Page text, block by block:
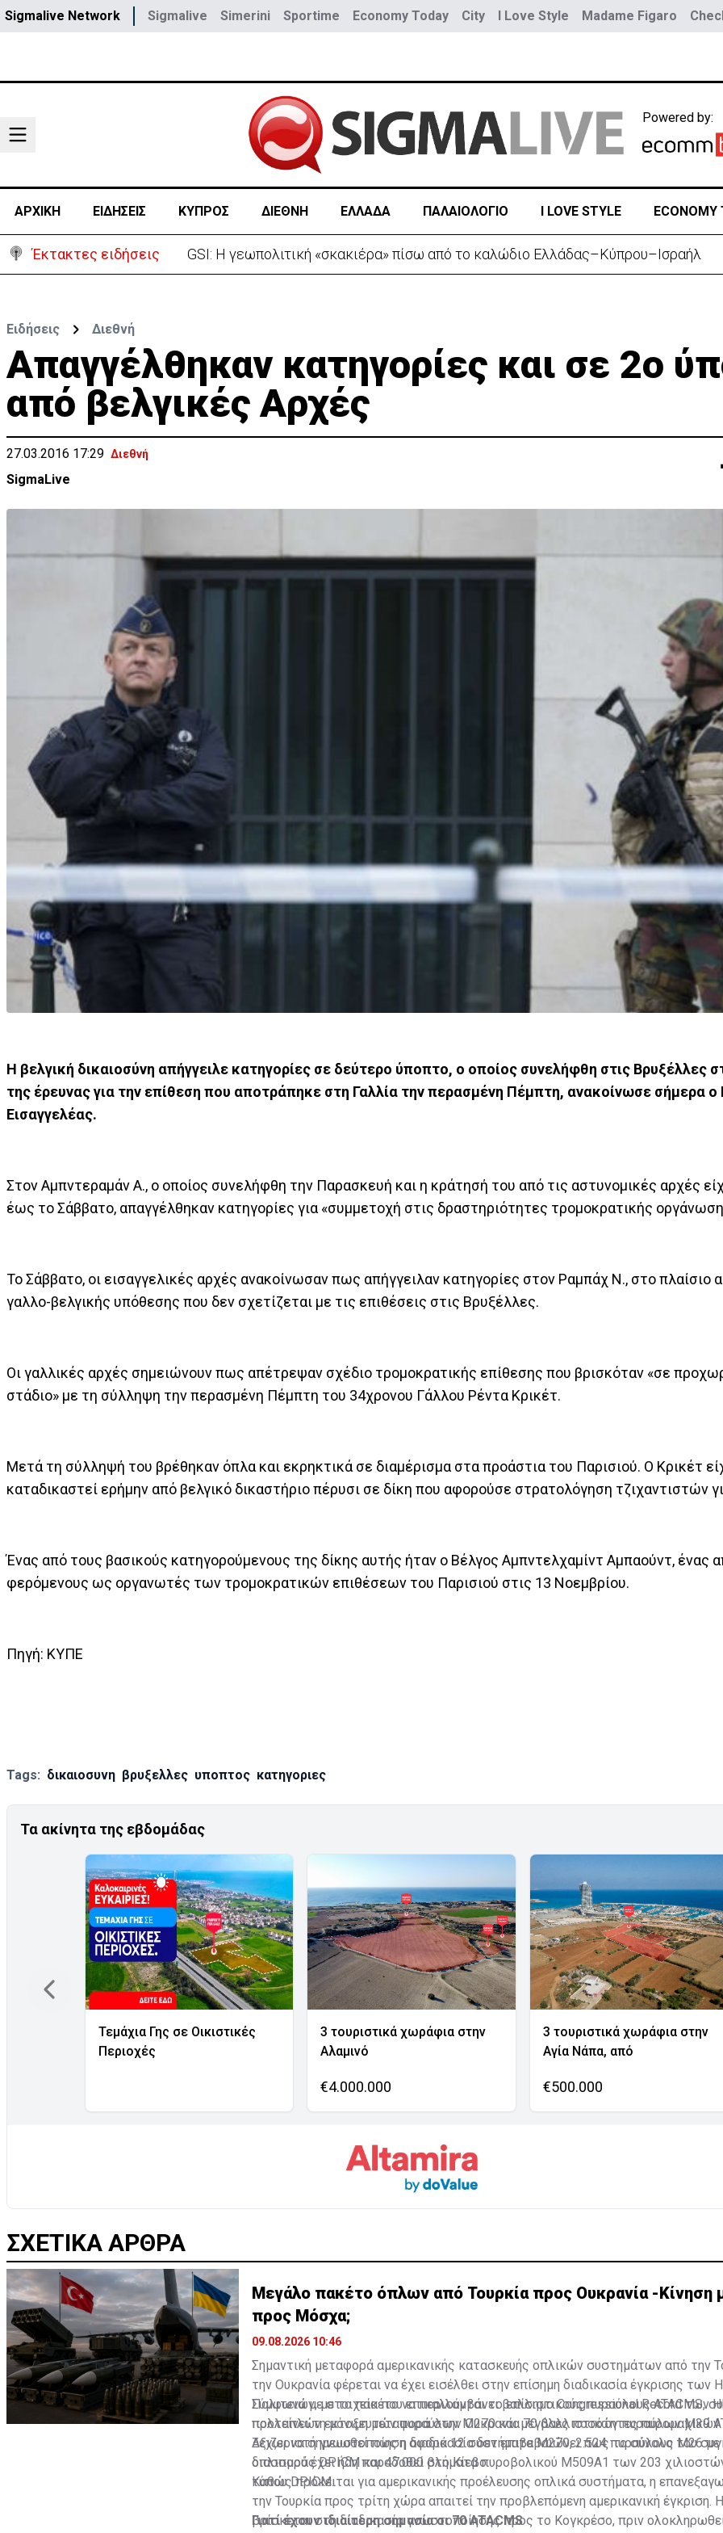
Sigmalive Network Sigmalive Simerini Sportime Economy Today City I Love Style Madame Figaro
Powered by:
ΑΡΧΙΚΗ ΕΙΔΗΣΕΙΣ ΚΥΠΡΟΣ ΔΙΕΘΝΗ ΕΛΛΑΔΑ ΠΑΛΑΙΟΛΟΓΙΟ I LOVE STYLE ECONOMY
Έκτακτες ειδήσεις Συντριβή ελικοπτέρου σε βουνοπλαγιά στο Ρίο ντε Τζανέιρο - 4 νεκροί (BINTEO)
Ειδήσεις Διεθνή
Απαγγέλθηκαν κατηγορίες και σε 2o
από βελγικές Αρχές
27.03.2016 17:29 Διεθνή
SigmaLive
Η βελγική δικαιοσύνη απήγγειλε κατηγορίες σε δεύτερο ύποπτο, ο οποίος συνελήφθη στις Βρυξέλλες
της έρευνας για την επίθεση που αποτράπηκε στη Γαλλία την περασμένη Πέμπτη, ανακοίνωσε σήμερα ο
Εισαγγελέας.
Στον Αμπντεραμάν Α., ο οποίος συνελήφθη την Παρασκευή και η κράτησή του από τις αστυνομικές αρχές
έως το Σάββατο, απαγγέλθηκαν κατηγορίες για «συμμετοχή στις δραστηριότητες τρομοκρατικής
Το Σάββατο, οι εισαγγελικές αρχές ανακοίνωσαν πως απήγγειλαν κατηγορίες στον Ραμπάχ Ν., στο πλαίσιο
γαλλο-βελγικής υπόθεσης που δεν σχετίζεται με τις επιθέσεις στις Βρυξέλλες.
Οι γαλλικές αρχές σημειώνουν πως απέτρεψαν σχέδιο τρομοκρατικής επίθεσης που βρισκόταν «σε
στάδιο» με τη σύλληψη την περασμένη Πέμπτη του 34χρονου Γάλλου Ρέντα Κρικέτ.
Μετά τη σύλληψή του βρέθηκαν όπλα και εκρηκτικά σε διαμέρισμα στα προάστια του Παρισιού. Ο Κρικέτ
καταδικαστεί ερήμην από βελγικό δικαστήριο πέρυσι σε δίκη που αφορούσε στρατολόγηση τζιχαντιστών
Ένας από τους βασικούς κατηγορούμενους της δίκης αυτής ήταν ο Βέλγος Αμπντελχαμίντ Αμπαούντ, ένας
φερόμενους ως οργανωτές των τρομοκρατικών επιθέσεων του Παρισιού στις 13 Νοεμβρίου.
Πηγή: ΚΥΠΕ
Tags: δικαιοσυνη βρυξελλες υποπτος κατηγοριες
Τα ακίνητα της εβδομάδας
Τεμάχια Γης σε Οικιστικές
Περιοχές
3 τουριστικά χωράφια στην
Αλαμινό
€4.000.000
3 τουριστικά χωράφια στην
Αγία Νάπα, από
€500.000
ΣΧΕΤΙΚΑ ΑΡΘΡΑ
Μεγάλο πακέτο όπλων από Τουρκία προς Ουκρανία -Κίνηση
προς Μόσχα;
09.08.2026 10:46
Σημαντική μεταφορά αμερικανικής κατασκευής οπλικών συστημάτων από την
την Ουκρανία φέρεται να έχει εισέλθει στην επίσημη διαδικασία έγκρισης
Πολιτειών, με το πακέτο να περιλαμβάνει βαλλιστικούς πυραύλους ATACMS,
πολλαπλών εκτοξευτών πυραύλων M270 και μεγάλες ποσότητες πυρομαχικών
Σύμφωνα με στοιχεία που επικαλούνται το επίσημοCongressional Record των
προτείνει τη μόνιμη μεταφορά στην Ουκρανία 70 βαλλιστικών πυραύλων M39
Ξεχωριστή γνωστοποίηση αφορά 12 συστήματα M270, 2.524 πυραύλους M26
διασποράς DPICM και 47.000 βλήματα πυροβολικού M509A1 των 203
τύπου DPICM.
Αξιζει να σημειωθεί πως η διαδικασία δεν επιβεβαιώνει πως το σύνολο του
οπλισμού έχει ήδη παραδοθεί στο Κίεβο.
Καθώς πρόκειται για αμερικανικής προέλευσης οπλικά συστήματα, η
την Τουρκία προς τρίτη χώρα απαιτεί την προβλεπόμενη αμερικανική έγκριση.
βρίσκεται στη διαδικασία γνωστοποίησης προς το Κογκρέσο, πριν
Γιατί έχουν ιδιαίτερη σημασία οι 70 ATACMS